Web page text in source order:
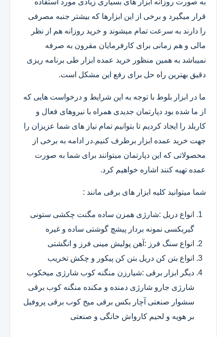
به صورت روزانه ابزار های بسیاری زیادی مورد استفاده
قرار میگیرد و برخی از این ابزارها که بیشتر جنبه مصرفی
را دارند به سرعت تمام میشوند و خرید روزانه هم از نظر
مالی و هم زمانی برای کارفرمایان مقرون به صرفه
نمیباشد به همین منظور خرید عمده ابزار طی برنامه ریزی
دقیق بهترین راه حل برای رفع این مشکل است.
ما در ابزار بلوط با توجه به این شرایط و درخواست هایی که
از ما شده بود دپارتمان جدیدی همراه با نیروهای فعال و
کاربلد را ایجاد کردیم تا بتوانیم تمام نیاز های شما عزیزان را
جهت خرید عمده ابزار برطرف کنیم.در ادامه به برخی از
محصولاتی که این دپارتمان میتوانند برای شما به صورت
عمده تهیه کنند اشاره خواهیم کرد.
شما میتوانید کلیه ابزار های برقی مانند :
انواع دریل :شارژی همزن ساده مگنت چکشی ستونی
گیربکسی نمونه بردار پیشچ گوشتی ساده و غیره
انواع سنگ فرز :آهن پولیش مینی فرز و انگشتی
انواع بتن کن دریل بتن کن پیکور و چکش تخریب
دیگر ابزار برقی :شیارزن منگنه کوب شارژی میخکوب
شارژی جارو شارژی دمنده و مکنده منگنه کوب برقی
سشوار صنعتی آچار بکس برقی میخ کوب برقی پروفیل
بر هویه و لحیم کارواش خانگی و صنعتی